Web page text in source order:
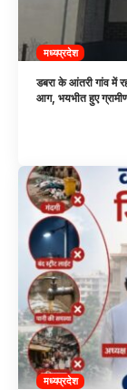
मध्यप्रदेश
डबरा के आंतरी गांव में
आग, भयभीत हुए
मध्यप्रदेश